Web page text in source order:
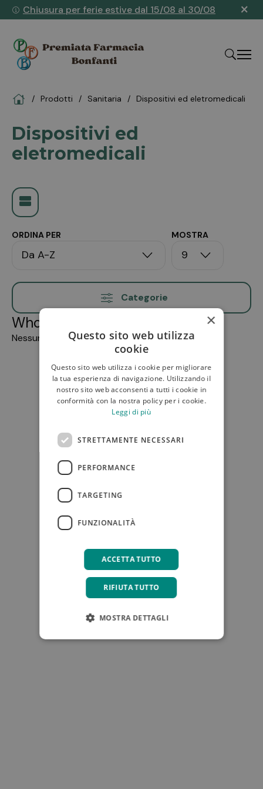
Chiusura per ferie estive dal 15/08 al 30/08 ×
HomeProdotti sanitaria dispositivi ed eletromedicali
Dispositivi ed
eletromedicali
ORDINA PER MOSTRA
Categorie
Whoops!
Nessun prodotto disponibile in questa categoria
×
Questo sito web utilizza
cookie
Questo sito web utilizza i cookie per migliorare
la tua esperienza di navigazione. Utilizzando il
nostro sito web acconsenti a tutti i cookie in
conformità con la nostra policy per i cookie.
Leggi di più
STRETTAMENTE NECESSARI
PERFORMANCE
TARGETING
FUNZIONALITÀ
ACCETTA TUTTO
RIFIUTA TUTTO
MOSTRA DETTAGLI